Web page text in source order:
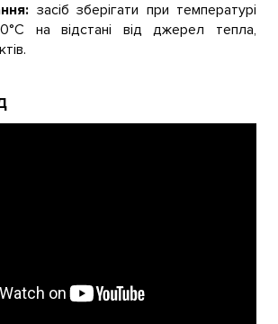
засіб зберігати при температурі
на відстані від джерел тепла,